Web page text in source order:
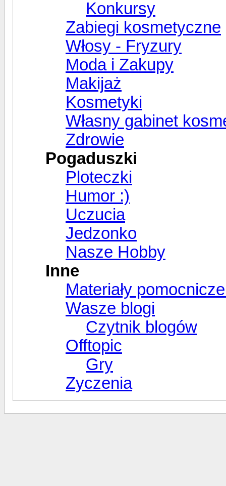
Konkursy
Zabiegi kosmetyczne
Włosy - Fryzury
Moda i Zakupy
Makijaż
Kosmetyki
Własny gabinet
Zdrowie
Pogaduszki
Ploteczki
Humor :)
Uczucia
Jedzonko
Nasze Hobby
Inne
Materiały
Wasze blogi
Czytnik blogów
Offtopic
Gry
Zyczenia